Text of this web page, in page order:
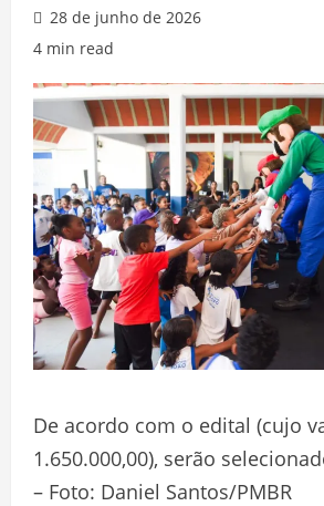
28 de junho de 2026
4 min read
De acordo com o edital (cujo
1.650.000,00), serão
– Foto: Daniel Santos/PMBR